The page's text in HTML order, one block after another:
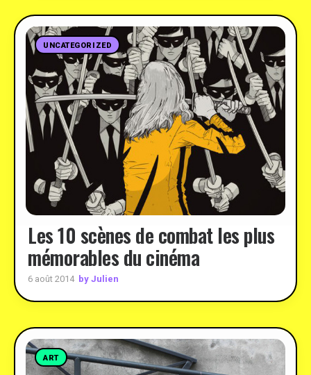
UNCATEGORIZED
Les 10 scènes de combat les plus
mémorables du cinéma
6 août 2014 by Julien
ART